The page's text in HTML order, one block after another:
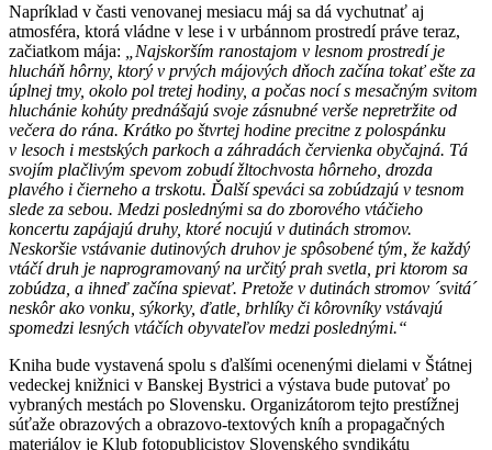
Napríklad v časti venovanej mesiacu máj sa dá vychutnať aj
atmosféra, ktorá vládne v lese i v urbánnom prostredí práve teraz,
začiatkom mája:
„Najskorším ranostajom v lesnom prostredí je
hlucháň hôrny, ktorý v prvých májových dňoch začína tokať ešte za
úplnej tmy, okolo pol tretej hodiny, a počas nocí s mesačným svitom
hluchánie kohúty prednášajú svoje zásnubné verše nepretržite od
večera do rána. Krátko po štvrtej hodine precitne z polospánku
v lesoch i mestských parkoch a záhradách červienka obyčajná. Tá
svojím plačlivým spevom zobudí žltochvosta hôrneho, drozda
plavého i čierneho a trskotu. Ďalší speváci sa zobúdzajú v tesnom
slede za sebou. Medzi poslednými sa do zborového vtáčieho
koncertu zapájajú druhy, ktoré nocujú v dutinách stromov.
Neskoršie vstávanie dutinových druhov je spôsobené tým, že každý
vtáčí druh je naprogramovaný na určitý prah svetla, pri ktorom sa
zobúdza, a ihneď začína spievať. Pretože v dutinách stromov ´svitá´
neskôr ako vonku, sýkorky, ďatle, brhlíky či kôrovníky vstávajú
spomedzi lesných vtáčích obyvateľov medzi poslednými.“
Kniha bude vystavená spolu s ďalšími ocenenými dielami v Štátnej
vedeckej knižnici v Banskej Bystrici a výstava bude putovať po
vybraných mestách po Slovensku. Organizátorom tejto prestížnej
súťaže obrazových a obrazovo-textových kníh a propagačných
materiálov je Klub fotopublicistov Slovenského syndikátu